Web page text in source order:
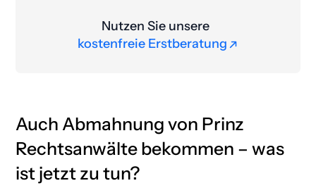
Nutzen Sie unsere
kostenfreie Erstberatung
Auch Abmahnung von Prinz
Rechtsanwälte bekommen – was
ist jetzt zu tun?